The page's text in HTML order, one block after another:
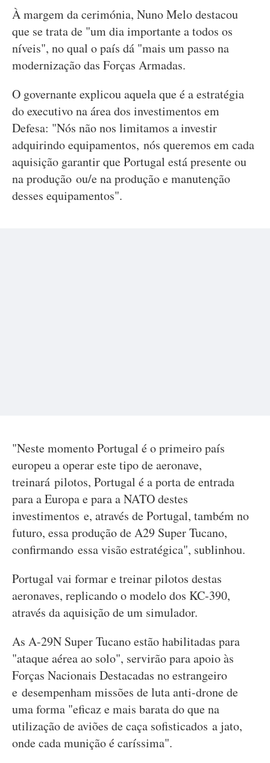
À margem da cerimónia, Nuno Melo destacou
que se trata de "um dia importante a todos os
níveis", no qual o país dá "mais um passo na
modernização das Forças Armadas.
O governante explicou aquela que é a estratégia
do executivo na área dos investimentos em
Defesa: "Nós não nos limitamos a investir
adquirindo equipamentos, nós queremos em cada
aquisição garantir que Portugal está presente ou
na produção ou/e na produção e manutenção
desses equipamentos".
"Neste momento Portugal é o primeiro país
europeu a operar este tipo de aeronave,
treinará pilotos, Portugal é a porta de entrada
para a Europa e para a NATO destes
investimentos e, através de Portugal, também no
futuro, essa produção de A29 Super Tucano,
confirmando essa visão estratégica", sublinhou.
Portugal vai formar e treinar pilotos destas
aeronaves, replicando o modelo dos KC-390,
através da aquisição de um simulador.
As A-29N Super Tucano estão habilitadas para
"ataque aérea ao solo", servirão para apoio às
Forças Nacionais Destacadas no estrangeiro
e desempenham missões de luta anti-drone de
uma forma "eficaz e mais barata do que na
utilização de aviões de caça sofisticados a jato,
onde cada munição é caríssima".